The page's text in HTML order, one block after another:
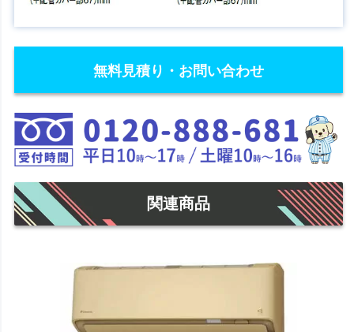
無料見積り・お問い合わせ
関連商品